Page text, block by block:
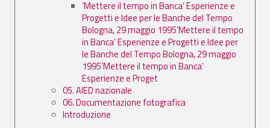
’Mettere il tempo in Banca’ Esperienze e
Progetti e Idee per le Banche del Tempo
Bologna, 29 maggio 1995’Mettere il tempo
in Banca’ Esperienze e Progetti e Idee per
le Banche del Tempo Bologna, 29 maggio
1995’Mettere il tempo in Banca’
Esperienze e Proget
05. AIED nazionale
06. Documentazione fotografica
Introduzione